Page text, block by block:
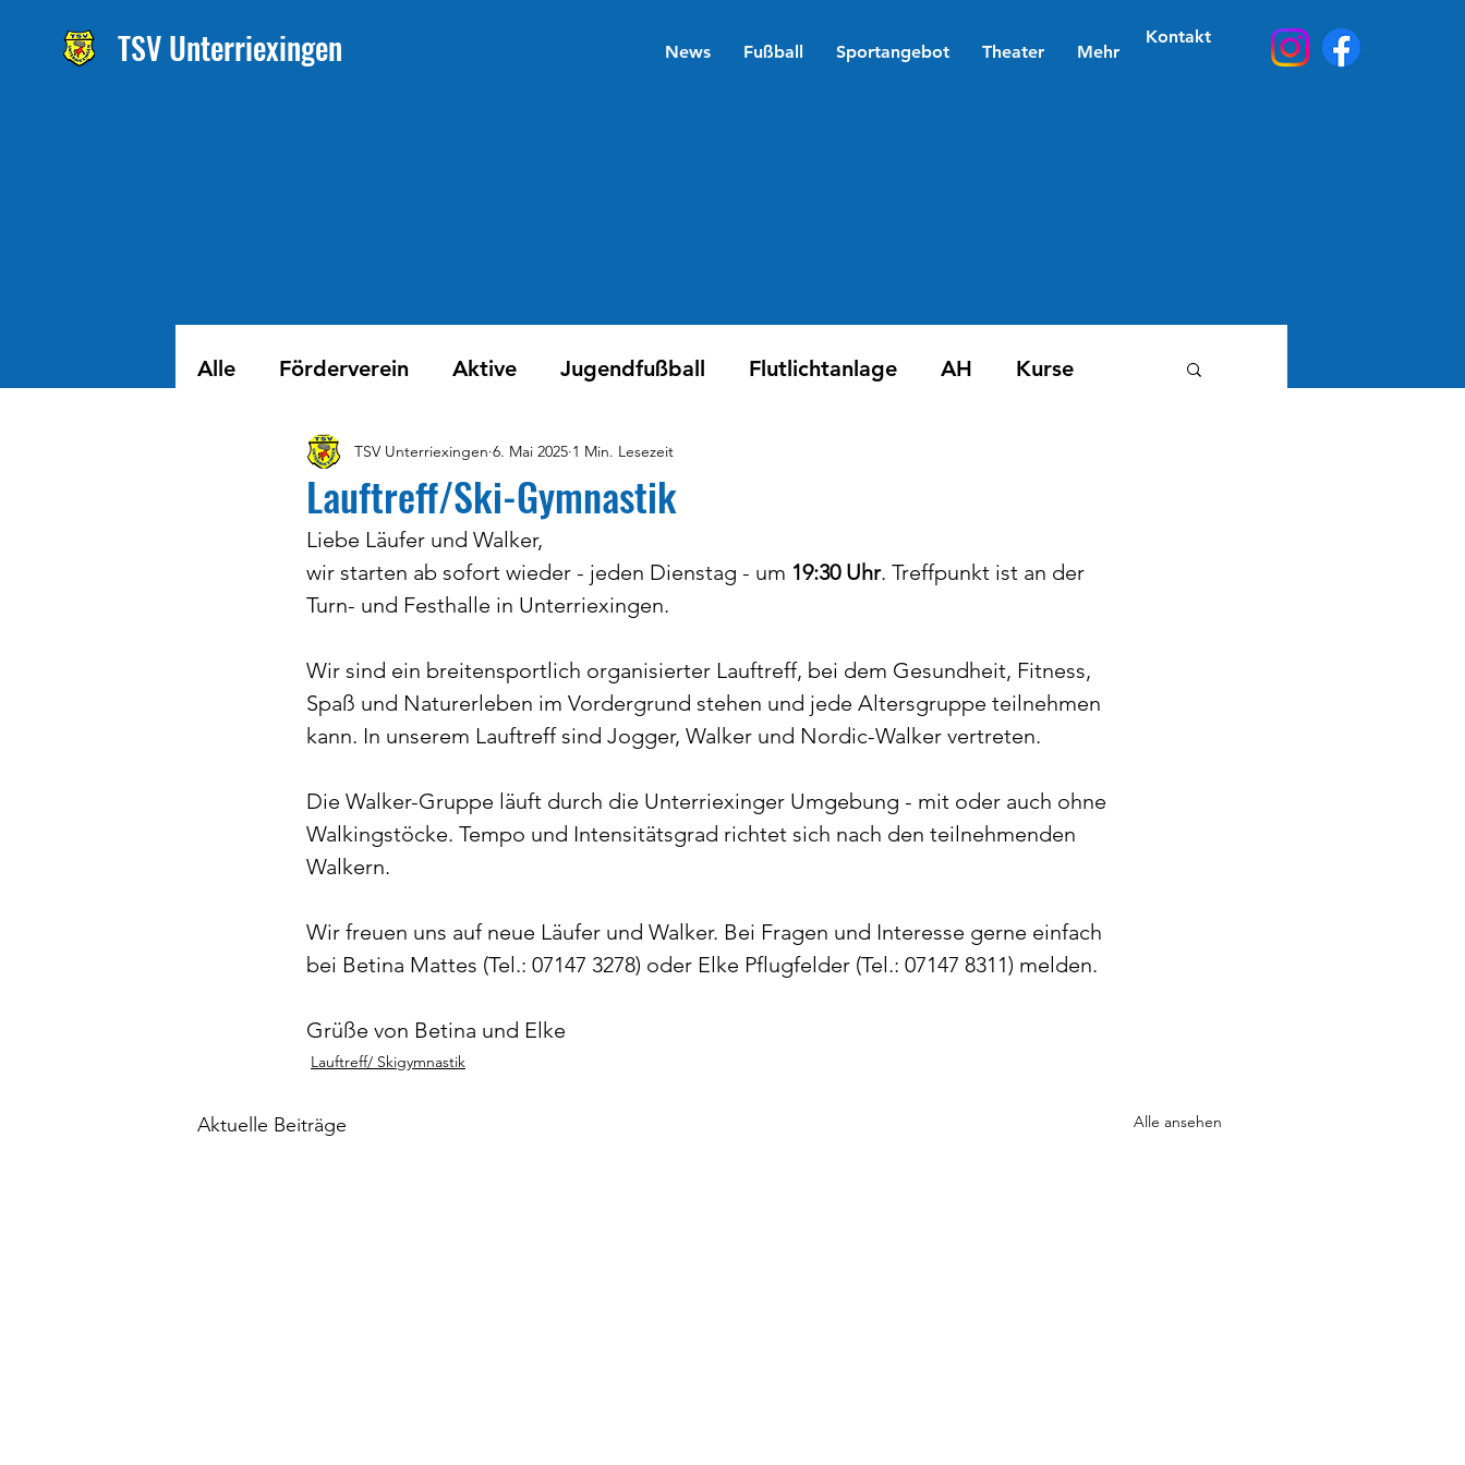
TSV Unterriexingen News Fußball Sportangebot Theater Mehr
Kontakt
Alle Förderverein Aktive Jugendfußball Flutlichtanlage AH Kurse
Kinder Avita Sponsoren
100 Jahre Jubiläum Theater
Lauftreff/Ski-Gymnastik
TSV Unterriexingen 6. Mai 2025 1 Min. Lesezeit
Liebe Läufer und Walker,
wir starten ab sofort wieder - jeden Dienstag - um 19:30 Uhr. Treffpunkt ist an der
Turn- und Festhalle in Unterriexingen.
Wir sind ein breitensportlich organisierter Lauftreff, bei dem Gesundheit, Fitness,
Spaß und Naturerleben im Vordergrund stehen und jede Altersgruppe teilnehmen
kann. In unserem Lauftreff sind Jogger, Walker und Nordic-Walker vertreten.
Die Walker-Gruppe läuft durch die Unterriexinger Umgebung - mit oder auch ohne
Walkingstöcke. Tempo und Intensitätsgrad richtet sich nach den teilnehmenden
Walkern.
Wir freuen uns auf neue Läufer und Walker. Bei Fragen und Interesse gerne einfach
bei Betina Mattes (Tel.: 07147 3278) oder Elke Pflugfelder (Tel.: 07147 8311) melden.
Grüße von Betina und Elke
Lauftreff/ Skigymnastik
Aktuelle Beiträge Alle ansehen